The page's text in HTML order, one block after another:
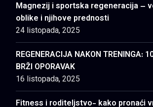
Magnezij i sportska regeneracija –
oblike i njihove prednosti
24 listopada, 2025
REGENERACIJA NAKON TRENINGA:
BRŽI OPORAVAK
16 listopada, 2025
Fitness i roditeljstvo- kako pronaći